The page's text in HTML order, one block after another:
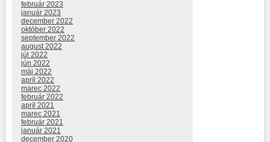
február 2023
január 2023
december 2022
október 2022
september 2022
august 2022
júl 2022
jún 2022
máj 2022
apríl 2022
marec 2022
február 2022
apríl 2021
marec 2021
február 2021
január 2021
december 2020